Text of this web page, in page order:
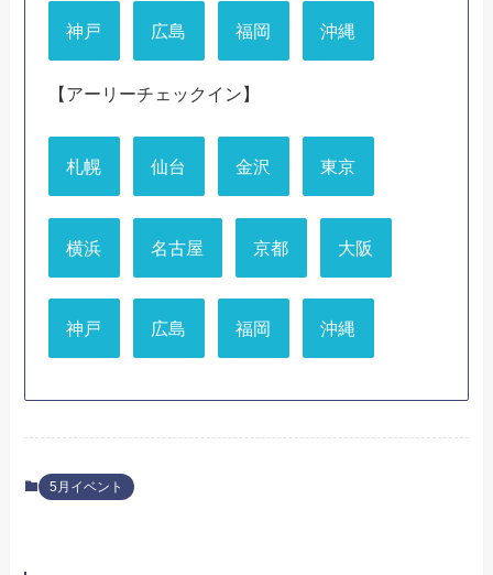
神戸 広島 福岡 沖縄
【アーリーチェックイン】
札幌 仙台 金沢 東京
横浜 名古屋 京都 大阪
神戸 広島 福岡 沖縄
5月イベント